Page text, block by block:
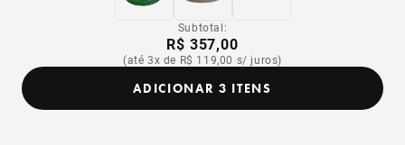
Subtotal:
R$ 357,00
(até 3x de R$ 119,00 s/ juros)
ADICIONAR 3 ITENS